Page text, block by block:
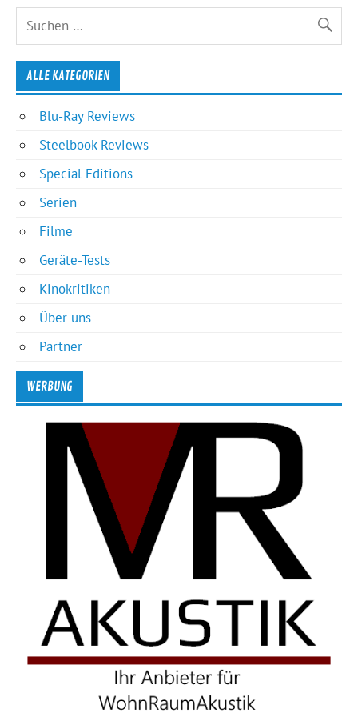
ALLE KATEGORIEN
Blu-Ray Reviews
Steelbook Reviews
Special Editions
Serien
Filme
Geräte-Tests
Kinokritiken
Über uns
Partner
WERBUNG